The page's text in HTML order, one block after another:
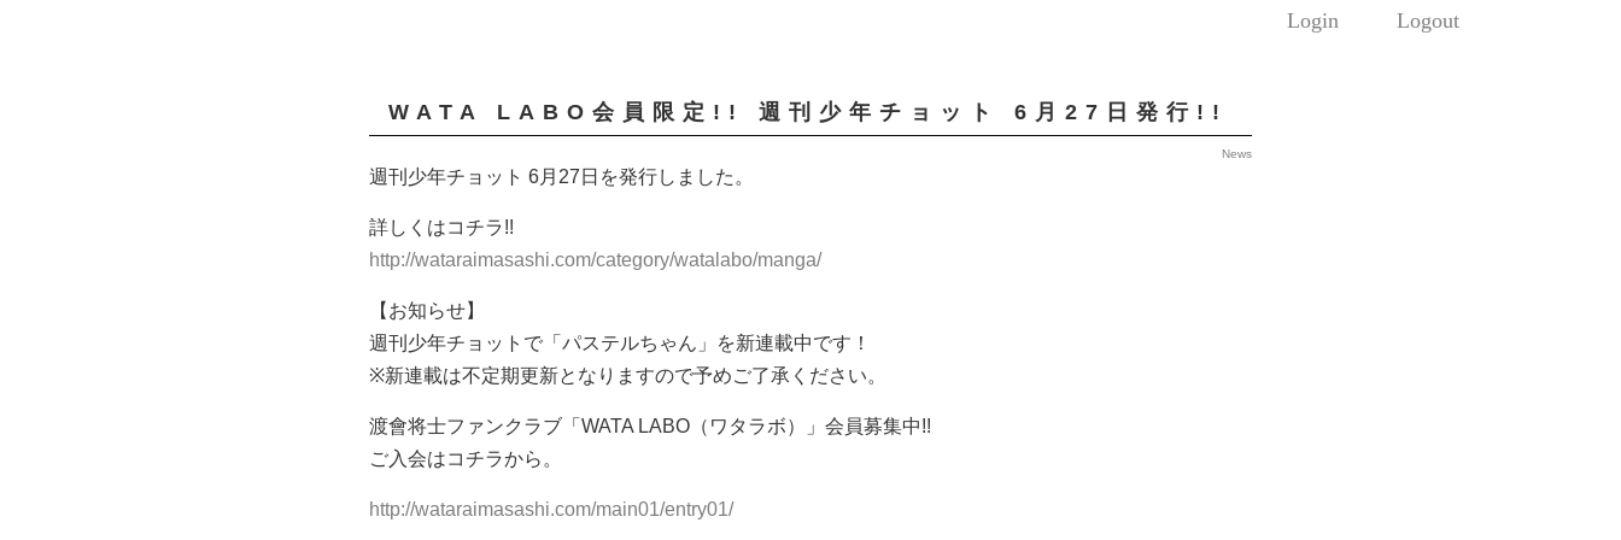
Login Logout
WATA LABO会員限定!! 週刊少年チョット 6月27日発行!!
News
週刊少年チョット 6月27日を発行しました。
詳しくはコチラ!!
http://wataraimasashi.com/category/watalabo/manga/
【お知らせ】
週刊少年チョットで「パステルちゃん」を新連載中です！
※新連載は不定期更新となりますので予めご了承ください。
渡會将士ファンクラブ「WATA LABO（ワタラボ）」会員募集中!!
ご入会はコチラから。
http://wataraimasashi.com/main01/entry01/